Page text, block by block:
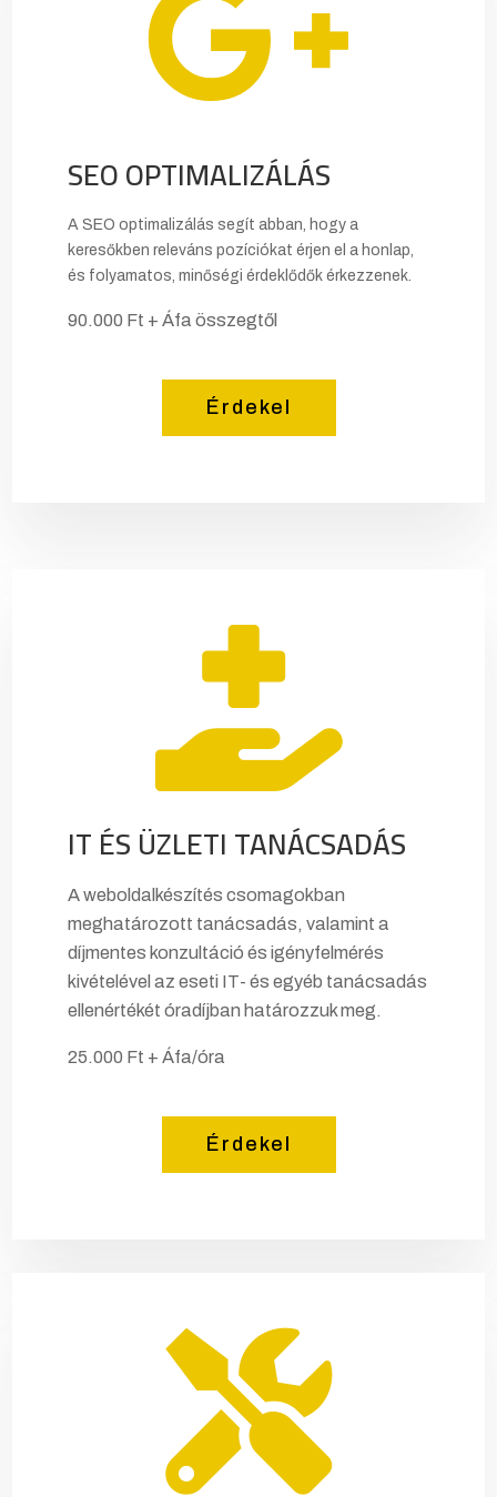

SEO OPTIMALIZÁLÁS
A SEO optimalizálás segít abban, hogy a
keresőkben releváns pozíciókat érjen el a honlap,
és folyamatos, minőségi érdeklődők érkezzenek.
90.000 Ft + Áfa összegtől
Érdekel

IT ÉS ÜZLETI TANÁCSADÁS
A weboldalkészítés csomagokban
meghatározott tanácsadás, valamint a
díjmentes konzultáció és igényfelmérés
kivételével az eseti IT- és egyéb tanácsadás
ellenértékét óradíjban határozzuk meg.
25.000 Ft + Áfa/óra
Érdekel
